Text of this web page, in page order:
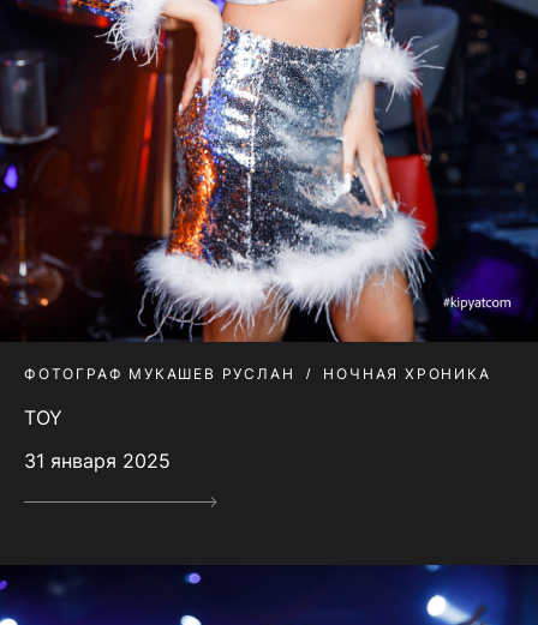
ФОТОГРАФ МУКАШЕВ РУСЛАН НОЧНАЯ ХРОНИКА
TOY
31 января 2025